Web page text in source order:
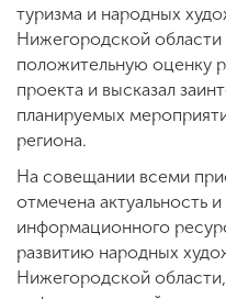
туризма и народных
Нижегородской области
положительную оценку
проекта и высказал
планируемых
региона.
На совещании всеми
отмечена актуальность
информационного
развитию народных
Нижегородской